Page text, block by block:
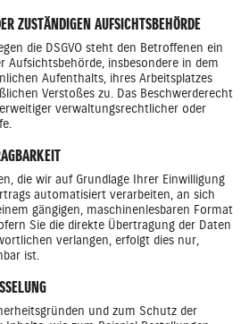
ZUSTÄNDIGEN AUFSICHTSBEHÖRDE
die DSGVO steht den Betroffenen ein
Aufsichtsbehörde, insbesondere in dem
Aufenthalts, ihres Arbeitsplatzes
Verstoßes zu. Das Beschwerderecht
verwaltungsrechtlicher oder
die wir auf Grundlage Ihrer Einwilligung
automatisiert verarbeiten, an sich
gängigen, maschinenlesbaren Format
Sie die direkte Übertragung der Daten
verlangen, erfolgt dies nur,
ist.
und zum Schutz der